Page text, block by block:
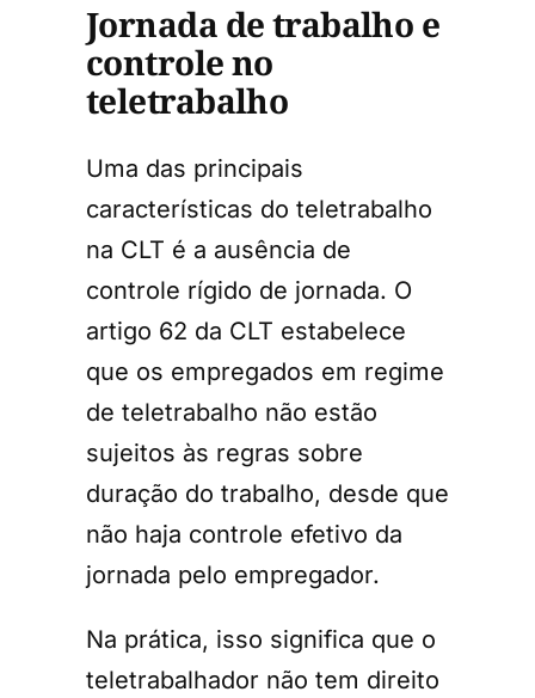
Jornada de trabalho e
controle no
teletrabalho
Uma das principais
características do teletrabalho
na CLT é a ausência de
controle rígido de jornada. O
artigo 62 da CLT estabelece
que os empregados em regime
de teletrabalho não estão
sujeitos às regras sobre
duração do trabalho, desde que
não haja controle efetivo da
jornada pelo empregador.
Na prática, isso significa que o
teletrabalhador não tem direito